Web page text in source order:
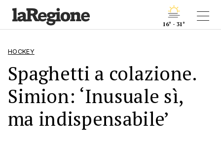
16° - 31°
HOCKEY
Spaghetti a colazione.
Simion: ‘Inusuale sì,
ma indispensabile’